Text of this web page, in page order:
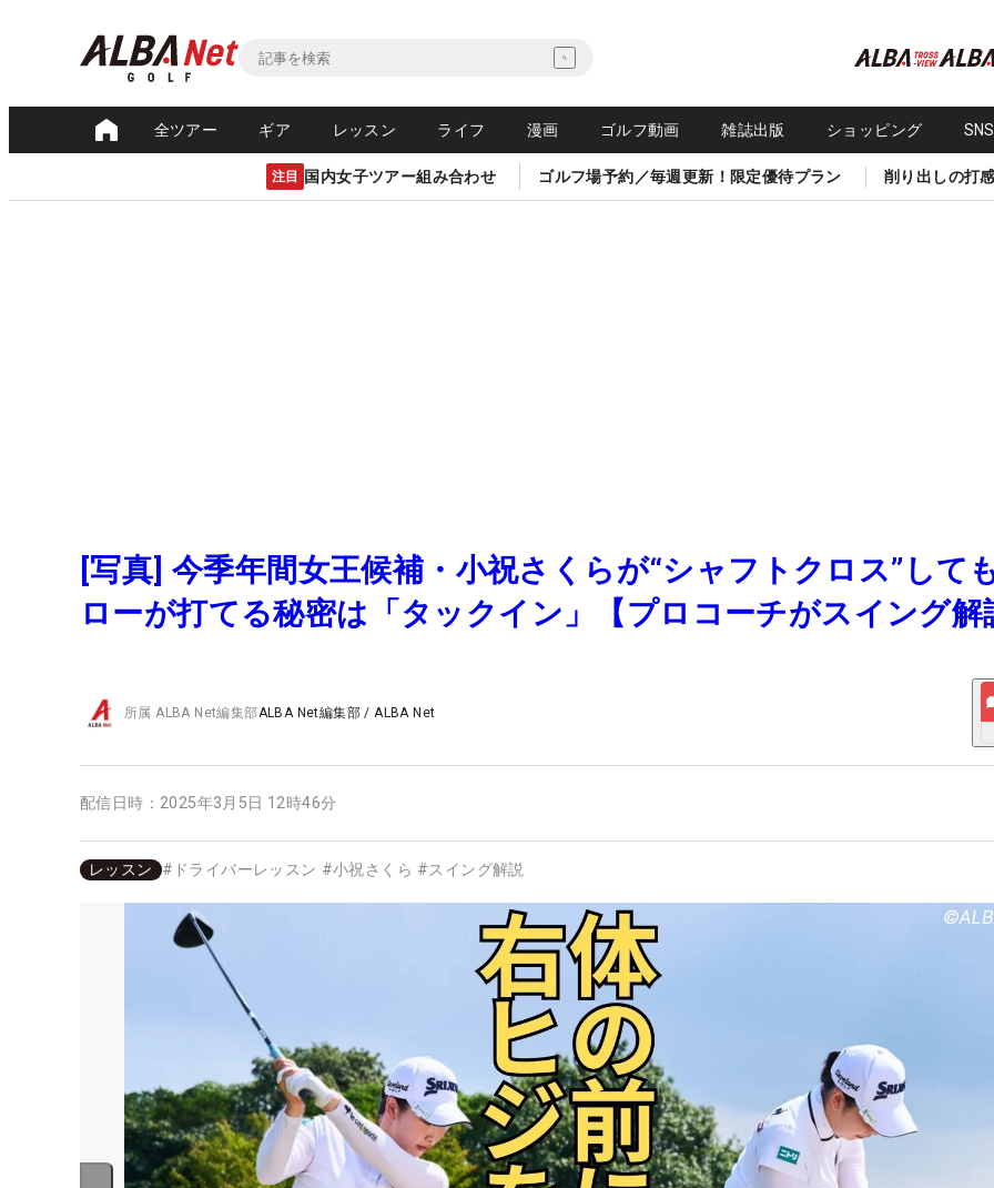
全ツアー ギア レッスン ライフ 漫画 ゴルフ動画 雑誌出版 ショッピング
注目 国内女子ツアー組み合わせ ゴルフ場予約／毎週更新！限定優待プラン 削り出しの打
[写真] 今季年間女王候補・小祝さくらが“シャフトクロス”して
ローが打てる秘密は「タックイン」【プロコーチがスイング解
所属ALBA Net編集部ALBA Net編集部 /ALBA Net
配信日時： 2025年3月5日 12時46分
レッスン # ドライバーレッスン #小祝さくら #スイング解説